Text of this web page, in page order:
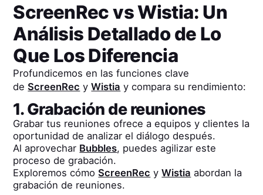
ScreenRecvsWistia: Un
Análisis Detallado de Lo
Que Los Diferencia
Profundicemos en las funciones clave
deScreenRec yWistia y compara su rendimiento:
1. Grabación de reuniones
Grabar tus reuniones ofrece a equipos y clientes la
oportunidad de analizar el diálogo después.
Al aprovechar Bubbles, puedes agilizar este
proceso de grabación.
Exploremos cómoScreenRec yWistia abordan la
grabación de reuniones.